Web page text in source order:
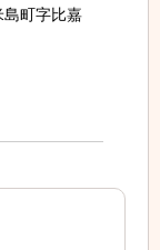
町字比嘉